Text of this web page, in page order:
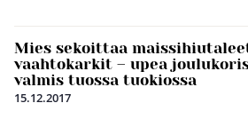
Mies sekoittaa
vaahtokarkit – upea
valmis tuossa tuokiossa
15.12.2017